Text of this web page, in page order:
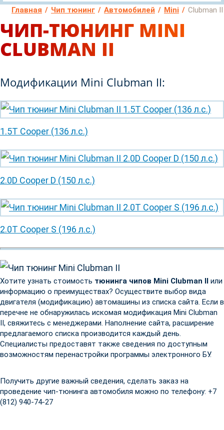
Главная Чип тюнинг Автомобилей Mini Clubman II
ЧИП-ТЮНИНГ MINI
CLUBMAN II
Модификации Mini Clubman II:
1.5T Cooper (136 л.с.)
2.0D Cooper D (150 л.с.)
2.0T Cooper S (196 л.с.)
Хотите узнать стоимость тюнинга чипов Mini Clubman II или
информацию о преимуществах? Осуществите выбор вида
двигателя (модификацию) автомашины из списка сайта. Если в
перечне не обнаружилась искомая модификация Mini Clubman
II, свяжитесь с менеджерами. Наполнение сайта, расширение
предлагаемого списка производится каждый день.
Специалисты предоставят также сведения по доступным
возможностям перенастройки программы электронного БУ.
Получить другие важный сведения, сделать заказ на
проведение чип-тюнинга автомобиля можно по телефону: +7
(812) 940-74-27